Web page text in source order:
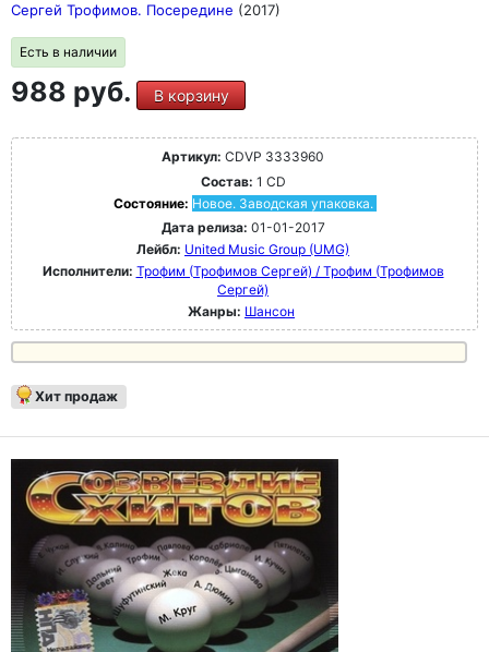
Сергей Трофимов. Посередине (2017)
Есть в наличии
988 руб. В корзину
Артикул: CDVP 3333960
Состав: 1 CD
Состояние: Новое. Заводская упаковка.
Дата релиза: 01-01-2017
Лейбл: United Music Group (UMG)
Исполнители: Трофим (Трофимов Сергей) / Трофим (Трофимов
Сергей)
Жанры: Шансон
Хит продаж